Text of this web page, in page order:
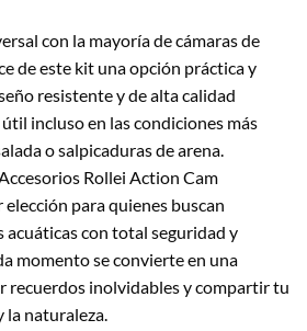
con la mayoría de cámaras de
de este kit una opción práctica y
resistente y de alta calidad
incluso en las condiciones más
o salpicaduras de arena.
Rollei Action Cam
para quienes buscan
acuáticas con total seguridad y
momento se convierte en una
recuerdos inolvidables y compartir tu
la naturaleza.